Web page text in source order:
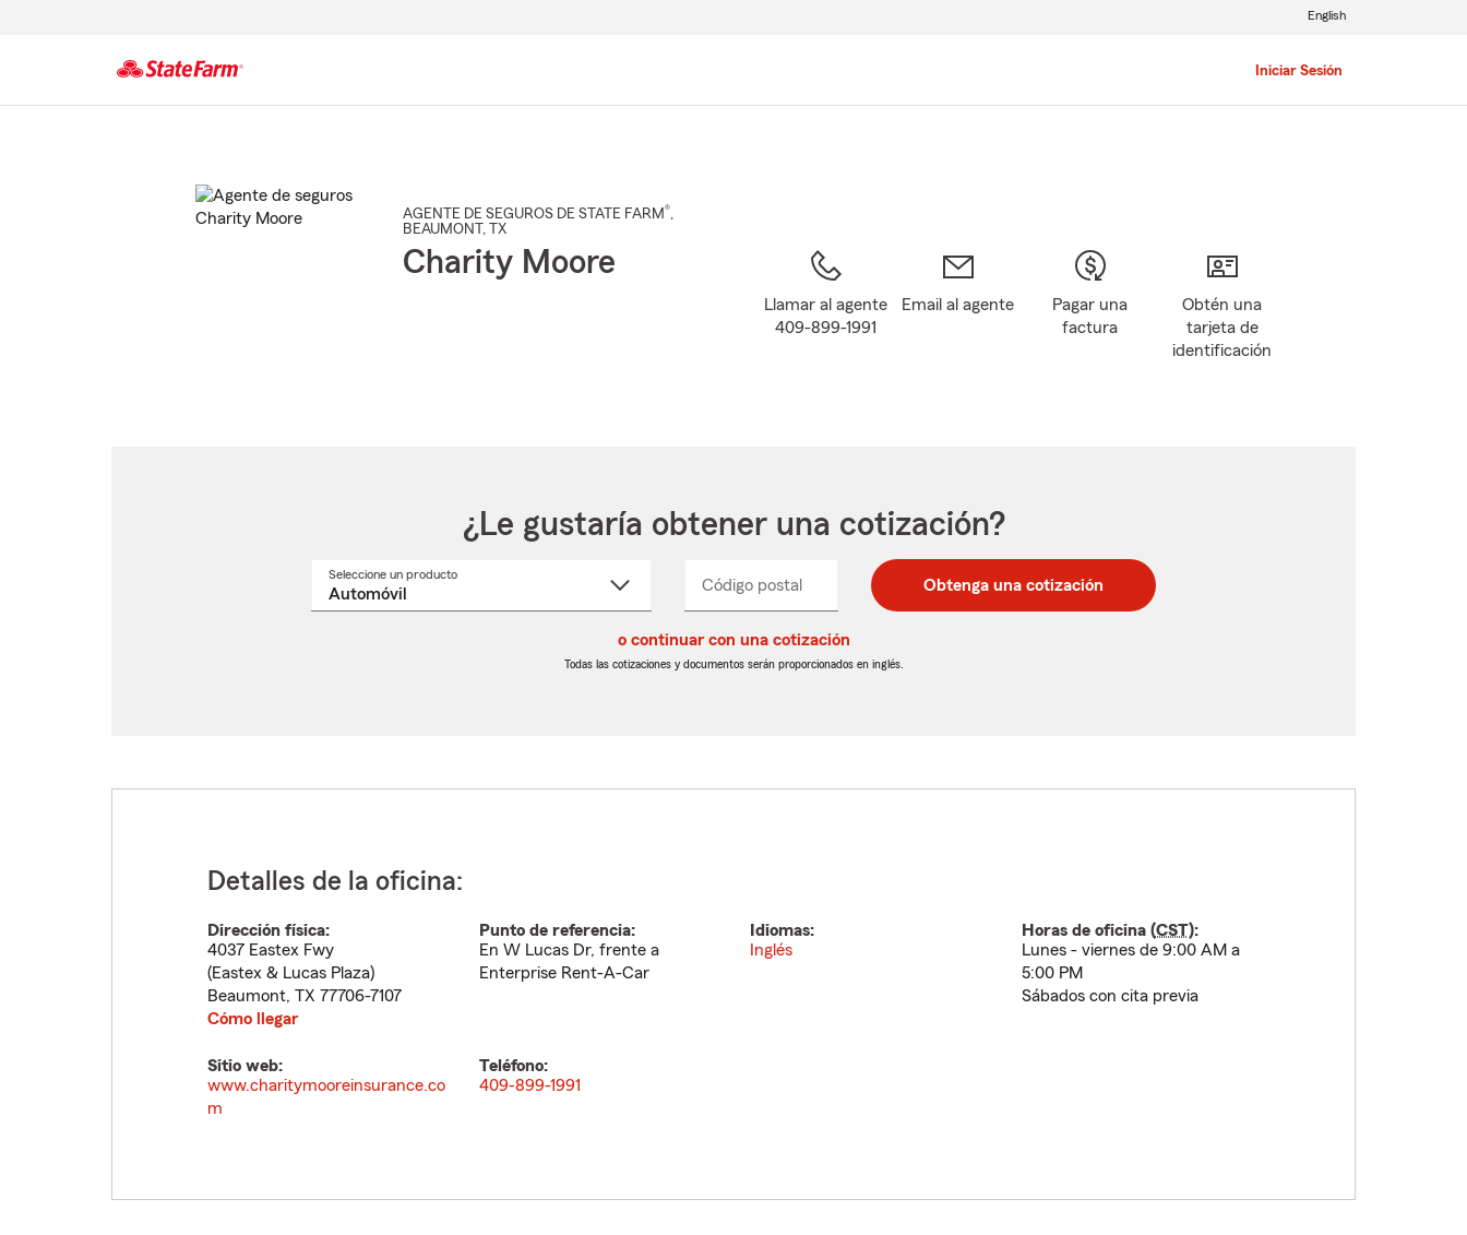
Iniciar Sesión
English
AGENTE DE SEGUROS DE STATE FARM®,
BEAUMONT , TX
Charity Moore
Llamar al agente
409-899-1991
Email al agente
Pagar una
factura
Obtén una
tarjeta de
identificación
¿Le gustaría obtener una cotización?
Seleccione un productoSeleccione
Código postal
postal
de
postal
de
_____ Obtenga una cotización
o continuar con una cotización
Todas las cotizaciones y documentos serán proporcionados en inglés.
Detalles de la oficina:
Dirección física:
4037 Eastex Fwy
(Eastex & Lucas Plaza)
Beaumont, TX 77706-7107
Cómo llegar
Punto de referencia:
En W Lucas Dr, frente a
Enterprise Rent-A-Car
Idiomas:
Inglés
Horas de oficina (CST):
Lunes - viernes de 9:00 AM a
5:00 PM
Sábados con cita previa
Sitio web:
www.charitymooreinsurance.co
m
Teléfono:
409-899-1991